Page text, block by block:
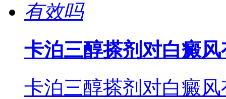
卡泊三醇搽剂对白癜
卡泊三醇搽剂对白癜